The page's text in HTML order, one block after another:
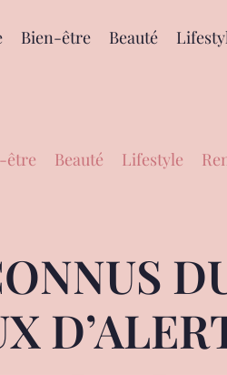
Bien-être Beauté
être Beauté Lifestyle